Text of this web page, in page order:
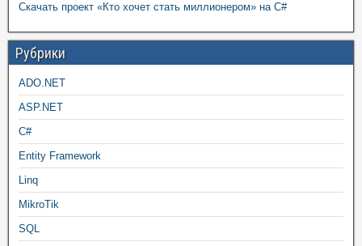
Скачать проект «Кто хочет стать миллионером» на C#
Рубрики
ADO.NET
ASP.NET
C#
Entity Framework
Linq
MikroTik
SQL